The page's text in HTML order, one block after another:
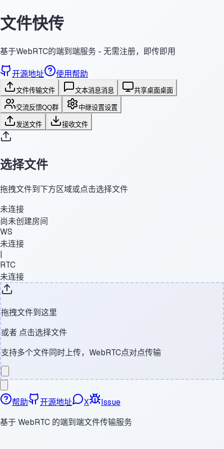
文件快传
基于WebRTC的端到端服务 - 无需注册，即传即用
开源地址 使用帮助
文件传输文件 文本消息消息 共享桌面桌面
交流反馈QQ群 中继设置设置
发送文件 接收文件
选择文件
拖拽文件到下方区域或点击选择文件
未连接
尚未创建房间
WS
未连接
|
RTC
未连接
拖拽文件到这里
或者 点击选择文件
支持多个文件同时上传，WebRTC点对点传输
帮助 开源地址 X
Issue
基于 WebRTC 的端到端文件传输服务